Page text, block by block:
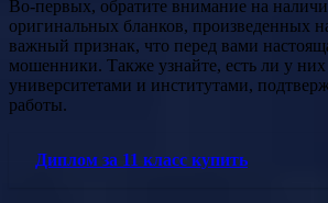
Во-первых, обратите внимание на
оригинальных бланков, произведенных
важный признак, что перед вами
мошенники. Также узнайте, есть ли у них
университетами и институтами,
работы.
Диплом за 11 класс купить